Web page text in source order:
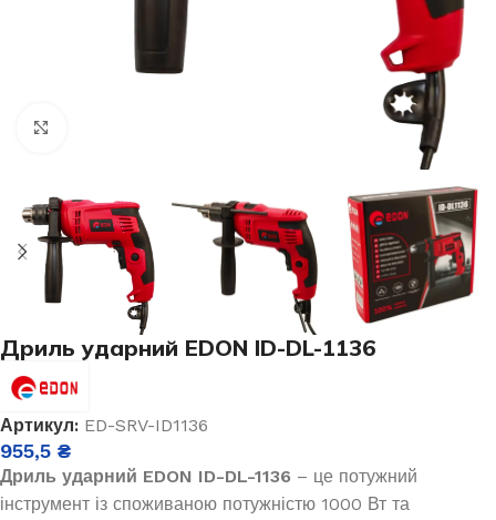
Дриль ударний EDON ID-DL-1136
Артикул: ED-SRV-ID1136
955,5 ₴
Дриль ударний EDON ID-DL-1136 – це потужний
інструмент із споживаною потужністю 1000 Вт та